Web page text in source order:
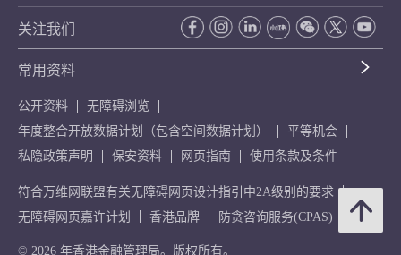
关注我们
常用资料
公开资料
无障碍浏览
年度整合开放数据计划（包含空间数据计划）
平等机会
私隐政策声明
保安资料 网页指南 使用条款及条件
符合万维网联盟有关无障碍网页设计指引中2A级别的要求
无障碍网页嘉许计划
香港品牌 防贪咨询服务(CPAS)
© 2026 年香港金融管理局。版权所有。